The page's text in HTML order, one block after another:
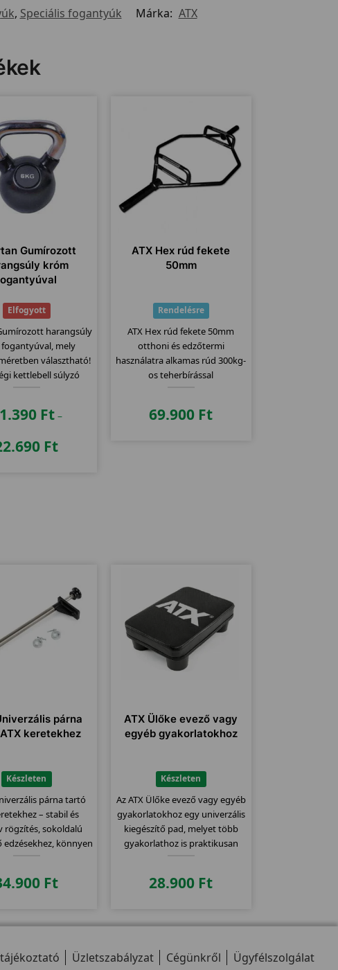
, Speciális fogantyúk Márka: ATX
Gumírozott
króm
Elfogyott
harangsúly
mely
választható!
kettlebell súlyzó
Ft –
Ft
ATX Hex rúd fekete
50mm
Rendelésre
ATX Hex rúd fekete 50mm
otthoni és edzőtermi
használatra alkamas rúd 300kg-
os teherbírással
69.900 Ft
párna
keretekhez
Készleten
párna tartó
– stabil és
rögzítés, sokoldalú
edzésekhez, könnyen
Ft
ATX Ülőke evező vagy
egyéb gyakorlatokhoz
Készleten
Az ATX Ülőke evező vagy egyéb
gyakorlatokhoz egy univerzális
kiegészítő pad, melyet több
gyakorlathoz is praktikusan
28.900 Ft
Üzletszabályzat Cégünkről Ügyfélszolgálat